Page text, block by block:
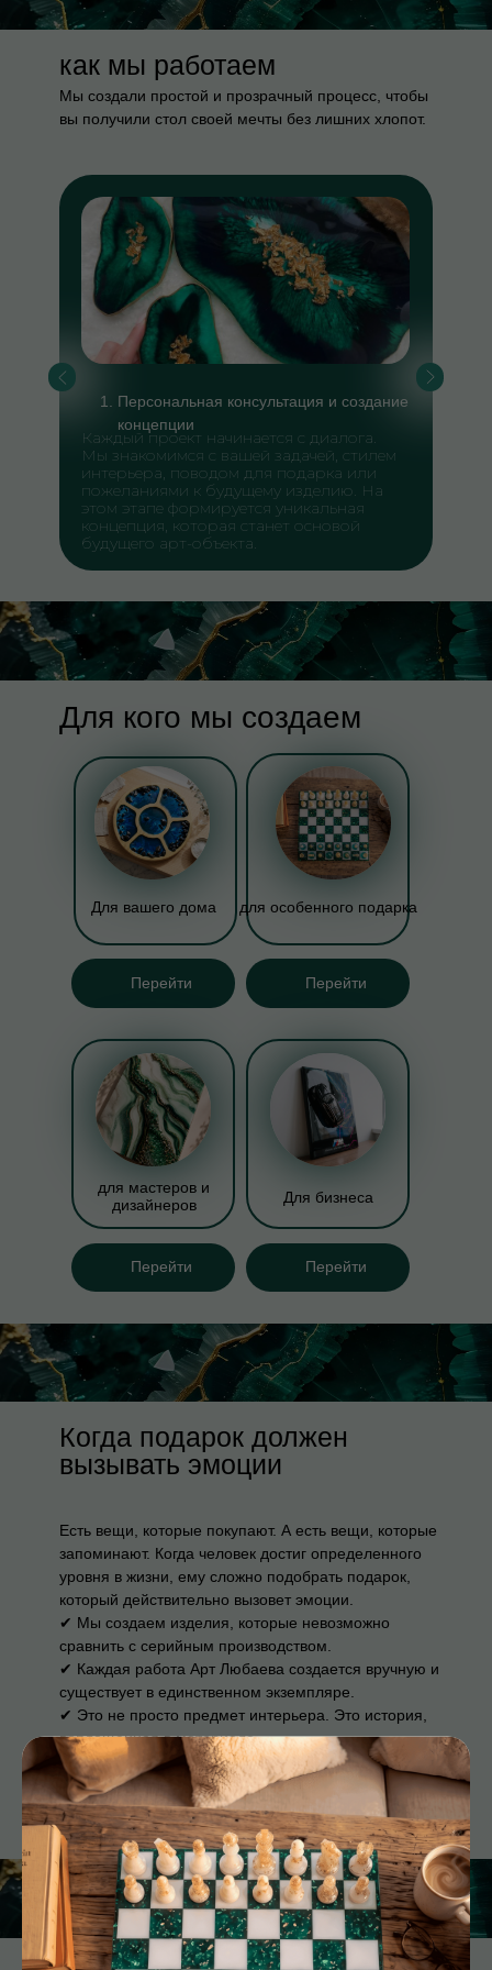
как мы работаем
Мы создали простой и прозрачный процесс, чтобы
вы получили стол своей мечты без лишних хлопот.
Персональная консультация и создание
концепции
Каждый проект начинается с диалога.
Мы знакомимся с вашей задачей, стилем
интерьера, поводом для подарка или
пожеланиями к будущему изделию. На
этом этапе формируется уникальная
концепция, которая станет основой
будущего арт-объекта.
Для кого мы создаем
Для вашего дома
Перейти
для особенного подарка
Перейти
Для бизнеса
Перейти
для мастеров и
дизайнеров
Перейти
Подобрать подарок
Когда подарок должен
вызывать эмоции
Есть вещи, которые покупают. А есть вещи, которые
запоминают. Когда человек достиг определенного
уровня в жизни, ему сложно подобрать подарок,
который действительно вызовет эмоции.
✔ Мы создаем изделия, которые невозможно
сравнить с серийным производством.
✔ Каждая работа Арт Любаева создается вручную и
существует в единственном экземпляре.
✔ Это не просто предмет интерьера. Это история,
воплощенная в материале.